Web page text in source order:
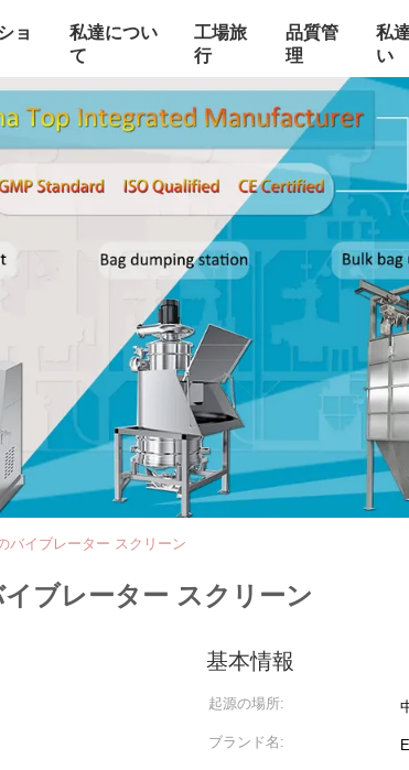
ョ
私達につい
て
工場旅
行
品質管
理
私
い
バイブレーター スクリーン
ブレーター スクリーン
基本情報
起源の場所:
ブランド名: